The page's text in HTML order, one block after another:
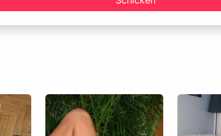
Website explizit sexuellen und erotischen
eventuellen minderjährigen Kinder nicht
ob ein Nutzer dieser Website Sie täuschen
Cookies ein. Cookies sind kleine Dateien,
Internet an Ihren Browser übermittelt